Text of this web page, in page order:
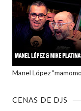
Manel López
CENAS DE DJS